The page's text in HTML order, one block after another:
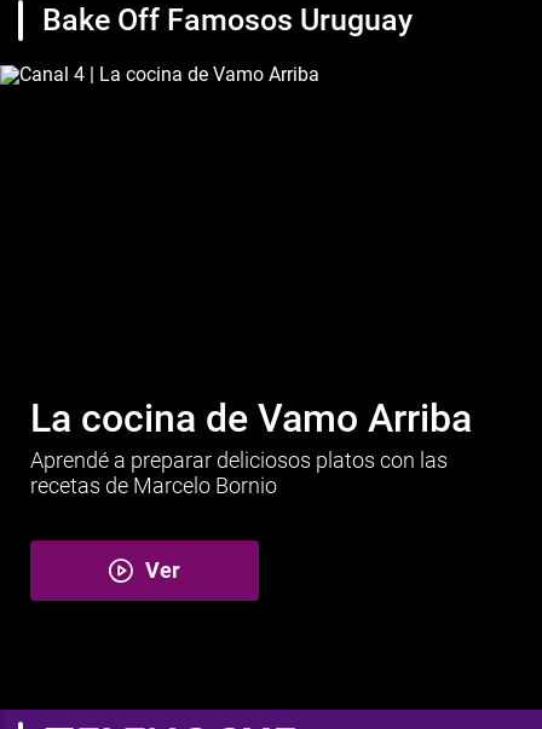
Bake Off Famosos Uruguay
La cocina de Vamo Arriba
Aprendé a preparar deliciosos platos con las
recetas de Marcelo Bornio
Ver